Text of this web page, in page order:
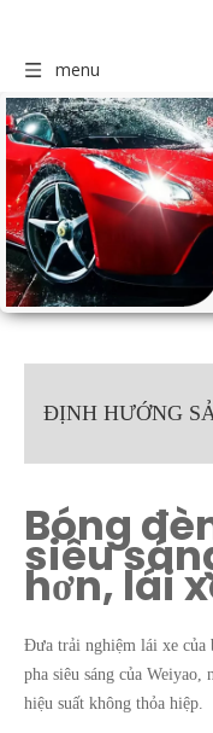
menu
ĐỊNH HƯỚNG
Bóng
siêu
hơn, lái
Đưa trải nghiệm lái xe của
pha siêu sáng của Weiyao,
hiệu suất không thỏa hiệp.